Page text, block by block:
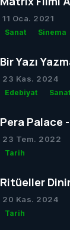
Anlatmak
11 Oca. 2021
Sanat Sinema
Bir Yazı
23 Kas. 2024
Edebiyat Sanat
Pera Palace
Konakladığı
23 Tem. 2022
Tarih
Ritüeller
20 Kas. 2024
Tarih